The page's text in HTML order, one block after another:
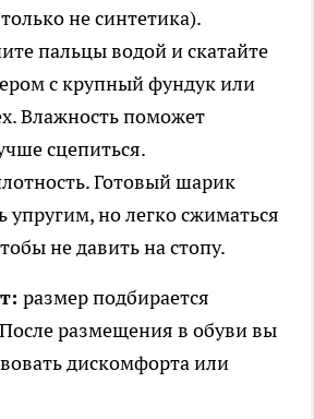
не синтетика).
пальцы водой и скатайте
с крупный фундук или
Влажность поможет
сцепиться.
Готовый шарик
упругим, но легко сжиматься
не давить на стопу.
размер подбирается
размещения в обуви вы
дискомфорта или